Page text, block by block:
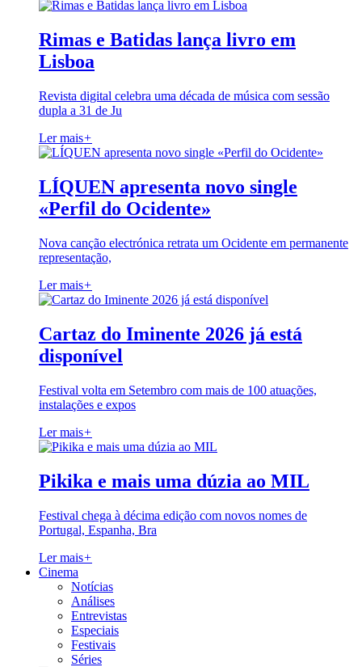
Rimas e Batidas lança livro em
Lisboa
Revista digital celebra uma década de música com sessão
dupla a 31 de Ju
Ler mais+
LÍQUEN apresenta novo single
«Perfil do Ocidente»
Nova canção electrónica retrata um Ocidente em permanente
representação,
Ler mais+
Cartaz do Iminente 2026 já está
disponível
Festival volta em Setembro com mais de 100 atuações,
instalações e expos
Ler mais+
Pikika e mais uma dúzia ao MIL
Festival chega à décima edição com novos nomes de
Portugal, Espanha, Bra
Ler mais+
Cinema
Notícias
Análises
Entrevistas
Especiais
Festivais
Séries